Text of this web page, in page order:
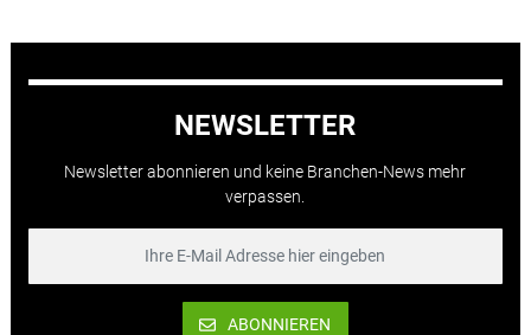
NEWSLETTER
Newsletter abonnieren und keine Branchen-News mehr
verpassen.
ABONNIEREN